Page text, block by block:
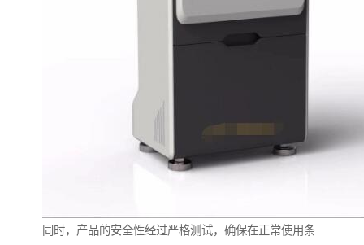
同时，产品的安全性经过严格测试，确保在正常使用条